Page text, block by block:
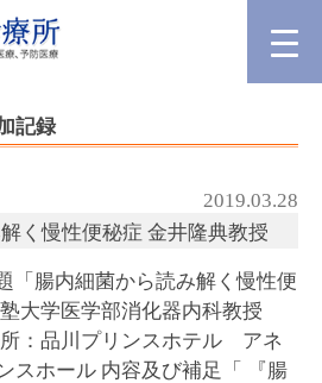
記録
2019.03.28
く慢性便秘症 金井隆典教授
腸内細菌から読み解く慢性便
大学医学部消化器内科教授
：品川プリンスホテル アネ
スホール 内容及び補足「 『腸